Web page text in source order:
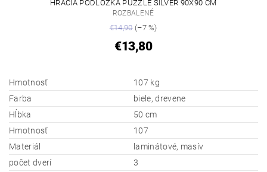
HRACIA PODLOŽKA PUZZLE SILVER 90X90 CM
ROZBALENÉ
€14,90(–7 %)
€13,80
Hmotnosť
107 kg
Farba
biele, drevene
Hĺbka
50 cm
Hmotnosť
107
Materiál
laminátové, masív
počet dverí
3